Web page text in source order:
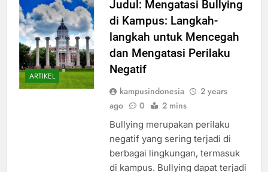
ARTIKEL
Judul: Mengatasi Bullying
di Kampus: Langkah-
langkah untuk Mencegah
dan Mengatasi Perilaku
Negatif
kampusindonesia
Bullying merupakan perilaku
negatif yang sering terjadi di
berbagai lingkungan, termasuk